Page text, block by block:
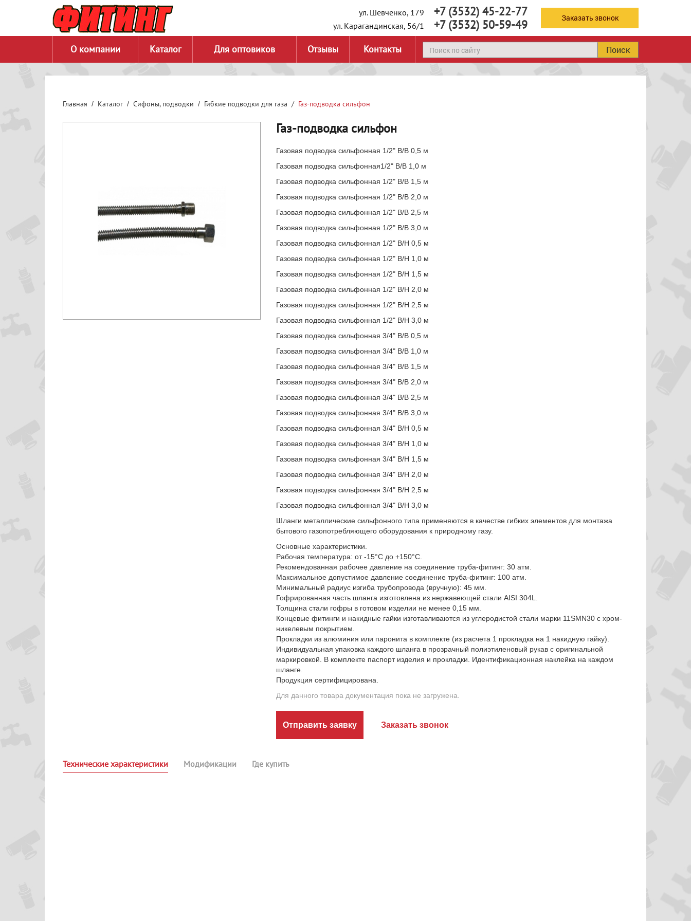
ул. Шевченко, 179 +7 (3532) 45-22-77
ул. Карагандинская, 56/1 +7 (3532) 50-59-49 Заказать звонок
О компании Каталог Для оптовиков Отзывы Контакты Поиск
Главная Каталог Сифоны, подводки Гибкие подводки для газа Газ-подводка сильфон
Газ-подводка сильфон
Газовая подводка сильфонная 1/2" В/В 0,5 м
Газовая подводка сильфонная1/2" В/В 1,0 м
Газовая подводка сильфонная 1/2" В/В 1,5 м
Газовая подводка сильфонная 1/2" В/В 2,0 м
Газовая подводка сильфонная 1/2" В/В 2,5 м
Газовая подводка сильфонная 1/2" В/В 3,0 м
Газовая подводка сильфонная 1/2" В/Н 0,5 м
Газовая подводка сильфонная 1/2" В/Н 1,0 м
Газовая подводка сильфонная 1/2" В/Н 1,5 м
Газовая подводка сильфонная 1/2" В/Н 2,0 м
Газовая подводка сильфонная 1/2" В/Н 2,5 м
Газовая подводка сильфонная 1/2" В/Н 3,0 м
Газовая подводка сильфонная 3/4" В/В 0,5 м
Газовая подводка сильфонная 3/4" В/В 1,0 м
Газовая подводка сильфонная 3/4" В/В 1,5 м
Газовая подводка сильфонная 3/4" В/В 2,0 м
Газовая подводка сильфонная 3/4" В/В 2,5 м
Газовая подводка сильфонная 3/4" В/В 3,0 м
Газовая подводка сильфонная 3/4" В/Н 0,5 м
Газовая подводка сильфонная 3/4" В/Н 1,0 м
Газовая подводка сильфонная 3/4" В/Н 1,5 м
Газовая подводка сильфонная 3/4" В/Н 2,0 м
Газовая подводка сильфонная 3/4" В/Н 2,5 м
Газовая подводка сильфонная 3/4" В/Н 3,0 м
Шланги металлические сильфонного типа применяются в качестве гибких элементов для монтажа
бытового газопотребляющего оборудования к природному газу.
Основные характеристики.
Рабочая температура: от -15°C до +150°C.
Рекомендованная рабочее давление на соединение труба-фитинг: 30 атм.
Максимальное допустимое давление соединение труба-фитинг: 100 атм.
Минимальный радиус изгиба трубопровода (вручную): 45 мм.
Гофрированная часть шланга изготовлена из нержавеющей стали AISI 304L.
Толщина стали гофры в готовом изделии не менее 0,15 мм.
Концевые фитинги и накидные гайки изготавливаются из углеродистой стали марки 11SMN30 с хром-
никелевым покрытием.
Прокладки из алюминия или паронита в комплекте (из расчета 1 прокладка на 1 накидную гайку).
Индивидуальная упаковка каждого шланга в прозрачный полиэтиленовый рукав с оригинальной
маркировкой. В комплекте паспорт изделия и прокладки. Идентификационная наклейка на каждом
шланге.
Продукция сертифицирована.
Для данного товара документация пока не загружена.
Отправить заявку Заказать звонок
Технические характеристики Модификации Где купить